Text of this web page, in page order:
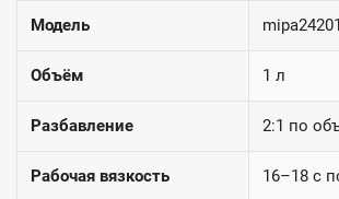
Модель
Объём 1 л
Разбавление 2:1 по
Рабочая вязкость 16–18 с